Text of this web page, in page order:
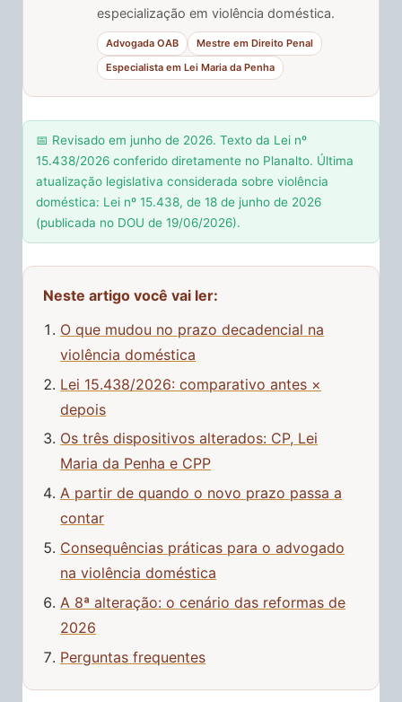
especialização em violência doméstica.
Advogada OAB
Mestre em Direito Penal
Especialista em Lei Maria da Penha
📅 Revisado em junho de 2026. Texto da Lei nº
15.438/2026 conferido diretamente no Planalto. Última
atualização legislativa considerada sobre violência
doméstica: Lei nº 15.438, de 18 de junho de 2026
(publicada no DOU de 19/06/2026).
Neste artigo você vai ler:
O que mudou no prazo decadencial na
violência doméstica
Lei 15.438/2026: comparativo antes ×
depois
Os três dispositivos alterados: CP, Lei
Maria da Penha e CPP
A partir de quando o novo prazo passa a
contar
Consequências práticas para o advogado
na violência doméstica
A 8ª alteração: o cenário das reformas de
2026
Perguntas frequentes